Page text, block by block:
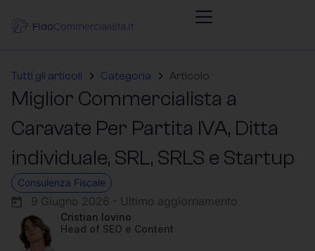
Tutti gli articoli Categoria Articolo
Miglior Commercialista a
Caravate Per Partita IVA, Ditta
individuale, SRL, SRLS e Startup
Consulenza Fiscale
9 Giugno 2026 - Ultimo aggiornamento
Cristian Iovino
Head of SEO e Content